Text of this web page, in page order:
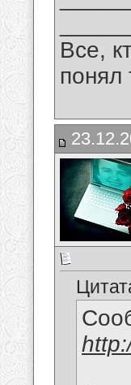
Все,
понял